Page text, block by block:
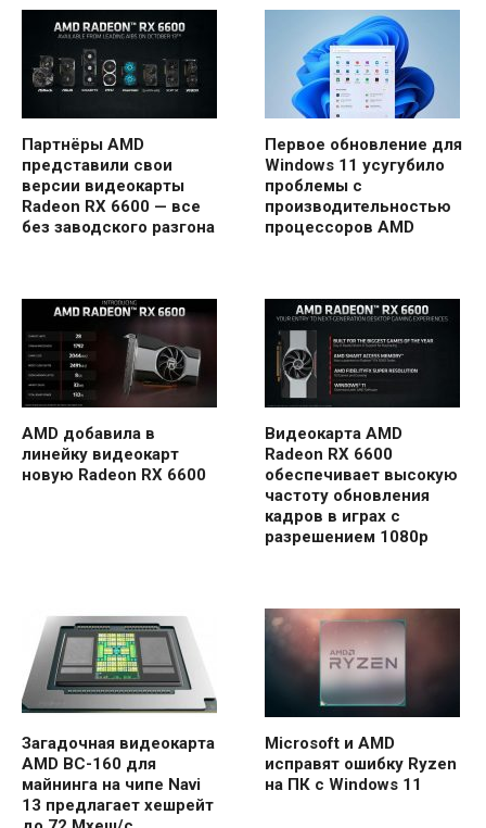
Партнёры AMD
представили свои
версии видеокарты
Radeon RX 6600 — все
без заводского разгона
Первое обновление для
Windows 11 усугубило
проблемы с
производительностью
процессоров AMD
AMD добавила в
линейку видеокарт
новую Radeon RX 6600
Видеокарта AMD
Radeon RX 6600
обеспечивает высокую
частоту обновления
кадров в играх с
разрешением 1080p
Загадочная видеокарта
AMD BC-160 для
майнинга на чипе Navi
13 предлагает хешрейт
Microsoft и AMD
исправят ошибку Ryzen
на ПК с Windows 11